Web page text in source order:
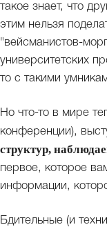
такое знает, что
этим нельзя
"вейсманистов-
университетских
то с такими
Но что-то в мире
конференции),
структур,
первое, которое
информации,
Бдительные (и